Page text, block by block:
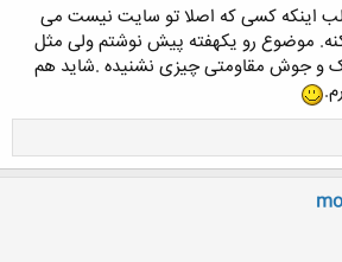
اینکه کسی که اصلا تو سایت نیست می
موضوع رو یکهفته پیش نوشتم ولی مثل
و جوش مقاومتی چیزی نشنیده .شاید هم